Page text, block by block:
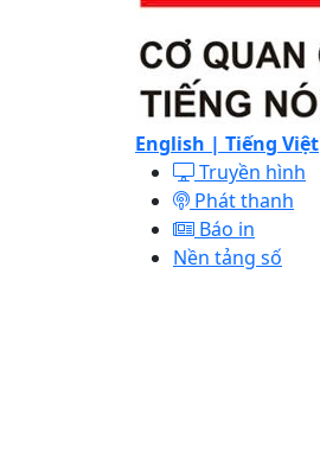
English | Tiếng Việt
Truyền hình
Phát thanh
Báo in
Nền tảng số